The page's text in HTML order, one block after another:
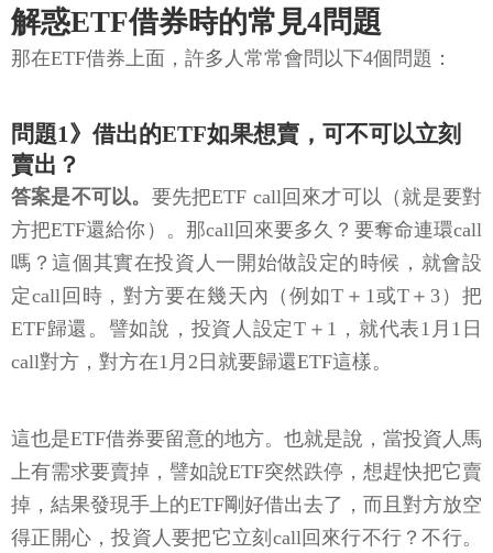
解惑ETF借券時的常見4問題
那在ETF借券上面，許多人常常會問以下4個問題：
問題1》借出的ETF如果想賣，可不可以立刻
賣出？
答案是不可以。 要先把ETF call回來才可以（就是要對
方把ETF還給你）。那call回來要多久？要奪命連環call
嗎？這個其實在投資人一開始做設定的時候，就會設
定call回時，對方要在幾天內（例如T＋1或T＋3）把
ETF歸還。譬如說，投資人設定T＋1，就代表1月1日
call對方，對方在1月2日就要歸還ETF這樣。
這也是ETF借券要留意的地方。也就是說，當投資人馬
上有需求要賣掉，譬如說ETF突然跌停，想趕快把它賣
掉，結果發現手上的ETF剛好借出去了，而且對方放空
得正開心，投資人要把它立刻call回來行不行？不行。